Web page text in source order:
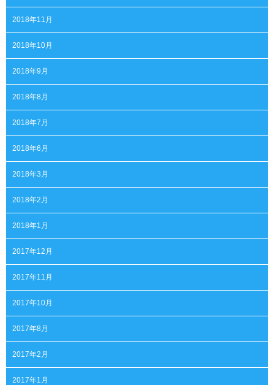
2018年11月
2018年10月
2018年9月
2018年8月
2018年7月
2018年6月
2018年3月
2018年2月
2018年1月
2017年12月
2017年11月
2017年10月
2017年8月
2017年2月
2017年1月